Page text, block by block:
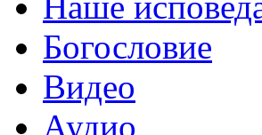
Богословие
Видео
Аудио